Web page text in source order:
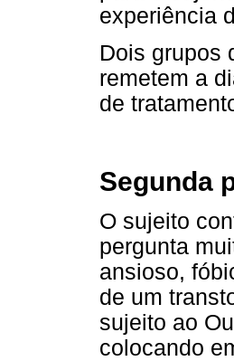
experiência
Dois grupos
remetem a
de
Segunda
O sujeito
pergunta
ansioso,
de um
sujeito ao
colocando